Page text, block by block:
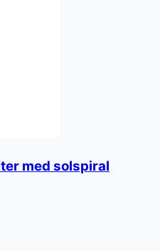
med solspiral